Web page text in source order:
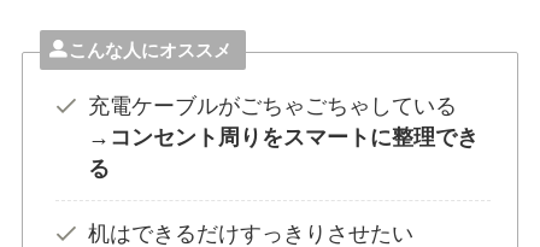
こんな人にオススメ
充電ケーブルがごちゃごちゃしている
→コンセント周りをスマートに整理でき
る
机はできるだけすっきりさせたい